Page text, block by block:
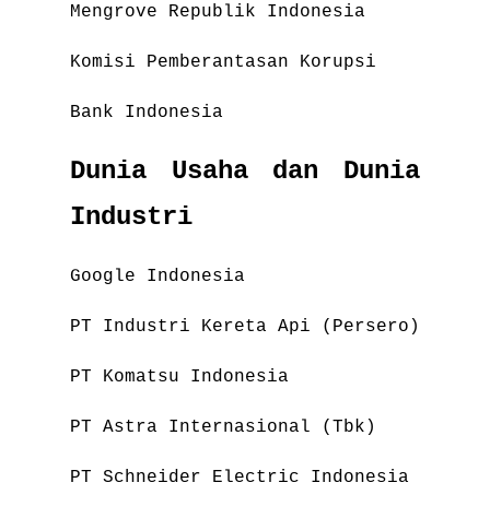
Mengrove Republik Indonesia
Komisi Pemberantasan Korupsi
Bank Indonesia
Dunia Usaha dan Dunia
Industri
Google Indonesia
PT Industri Kereta Api (Persero)
PT Komatsu Indonesia
PT Astra Internasional (Tbk)
PT Schneider Electric Indonesia